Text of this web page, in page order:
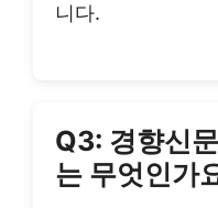
니다.
Q3: 경향신
는 무엇인가